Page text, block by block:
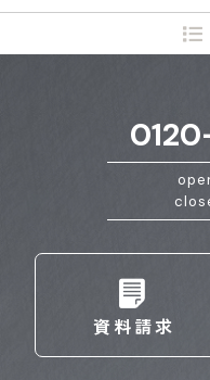
資料請求